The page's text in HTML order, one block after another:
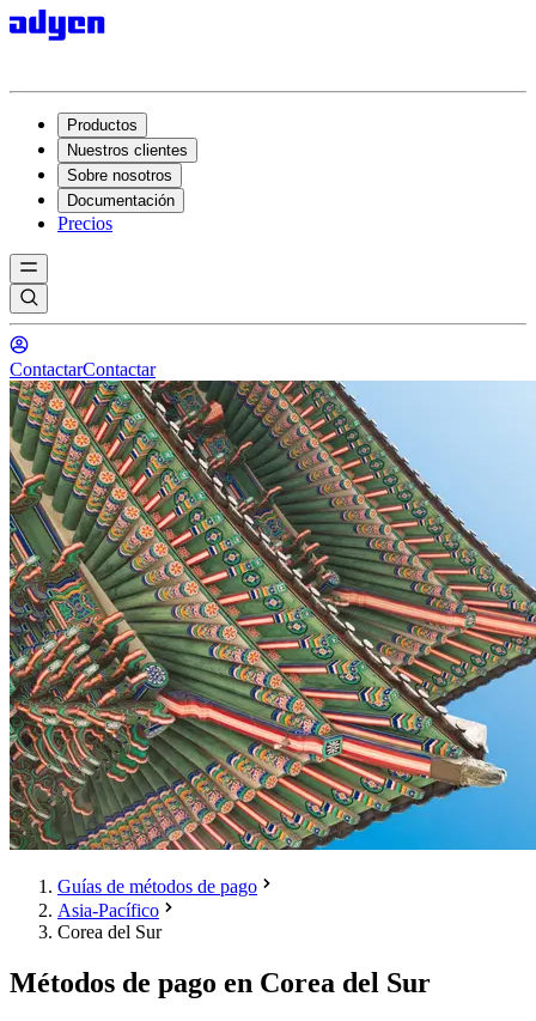
Productos
Nuestros clientes
Sobre nosotros
Documentación
Precios
ContactarContactar
Guías de métodos de pago
Asia-Pacífico
Corea del Sur
Métodos de pago en Corea del Sur